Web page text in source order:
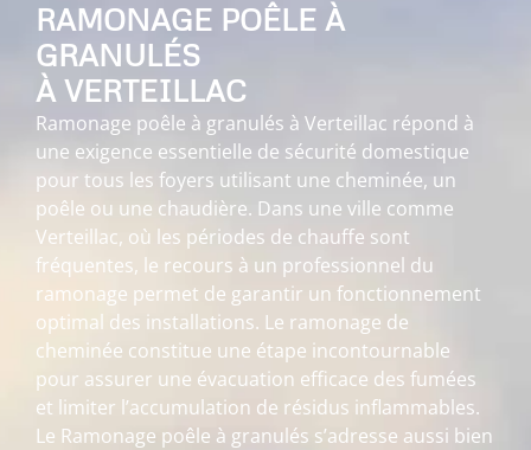
RAMONAGE POÊLE À
GRANULÉS
À VERTEILLAC
Ramonage poêle à granulés à Verteillac répond à
une exigence essentielle de sécurité domestique
pour tous les foyers utilisant une cheminée, un
poêle ou une chaudière. Dans une ville comme
Verteillac, où les périodes de chauffe sont
fréquentes, le recours à un professionnel du
ramonage permet de garantir un fonctionnement
optimal des installations. Le ramonage de
cheminée constitue une étape incontournable
pour assurer une évacuation efficace des fumées
et limiter l’accumulation de résidus inflammables.
Le Ramonage poêle à granulés s’adresse aussi bien